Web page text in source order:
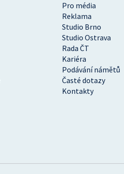
Pro média
Reklama
Studio Brno
Studio Ostrava
Rada ČT
Kariéra
Podávání námětů
Časté dotazy
Kontakty